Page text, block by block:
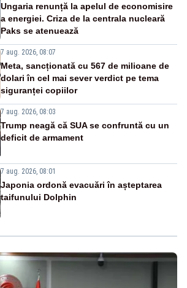
Ungaria renunță la apelul de economisire
a energiei. Criza de la centrala nucleară
Paks se atenuează
7 aug. 2026, 08:07
Meta, sancționată cu 567 de milioane de
dolari în cel mai sever verdict pe tema
siguranței copiilor
7 aug. 2026, 08:03
Trump neagă că SUA se confruntă cu un
deficit de armament
7 aug. 2026, 08:01
Japonia ordonă evacuări în așteptarea
taifunului Dolphin